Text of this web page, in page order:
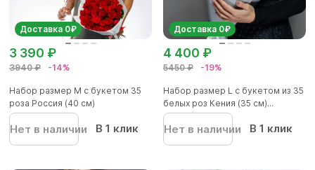
Доставка 0₽
3940 ₽ -14%
3 390 ₽
Набор размер М с букетом 35
роза Россия (40 см)
Нет в наличии В 1 клик
Доставка 0₽
5450 ₽ -19%
4 400 ₽
Набор размер L с букетом из 35
белых роз Кения (35 см)...
Нет в наличии В 1 клик